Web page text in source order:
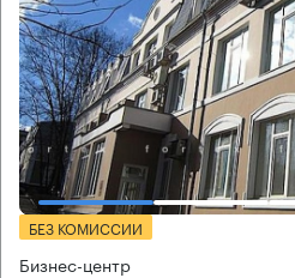
БЕЗ КОМИССИИ
Бизнес-центр